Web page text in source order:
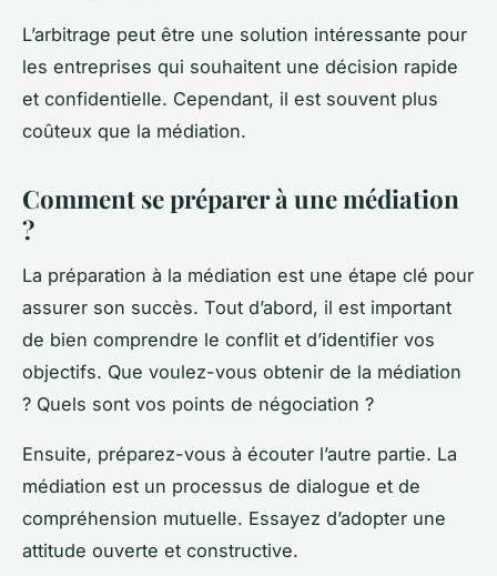
L’arbitrage peut être une solution intéressante pour
les entreprises qui souhaitent une décision rapide
et confidentielle. Cependant, il est souvent plus
coûteux que la médiation.
Comment se préparer à une médiation
?
La préparation à la médiation est une étape clé pour
assurer son succès. Tout d’abord, il est important
de bien comprendre le conflit et d’identifier vos
objectifs. Que voulez-vous obtenir de la médiation
? Quels sont vos points de négociation ?
Ensuite, préparez-vous à écouter l’autre partie. La
médiation est un processus de dialogue et de
compréhension mutuelle. Essayez d’adopter une
attitude ouverte et constructive.